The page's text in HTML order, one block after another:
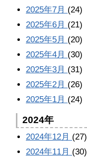
2025年7月 (24)
2025年6月 (21)
2025年5月 (20)
2025年4月 (30)
2025年3月 (31)
2025年2月 (26)
2025年1月 (24)
2024年
2024年12月 (27)
2024年11月 (30)